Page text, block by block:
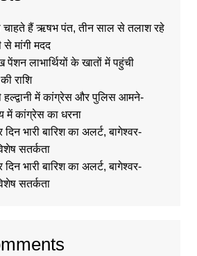
चाहते हैं ऋषभ पंत, तीन साल से तलाश रहे
से मांगी मदद
लाभार्थियों के खातों में पहुंची
राशि
में कांग्रेस और पुलिस आमने-
में कांग्रेस का धरना
भारी बारिश का अलर्ट, बागेश्वर-
सतर्कता
भारी बारिश का अलर्ट, बागेश्वर-
सतर्कता